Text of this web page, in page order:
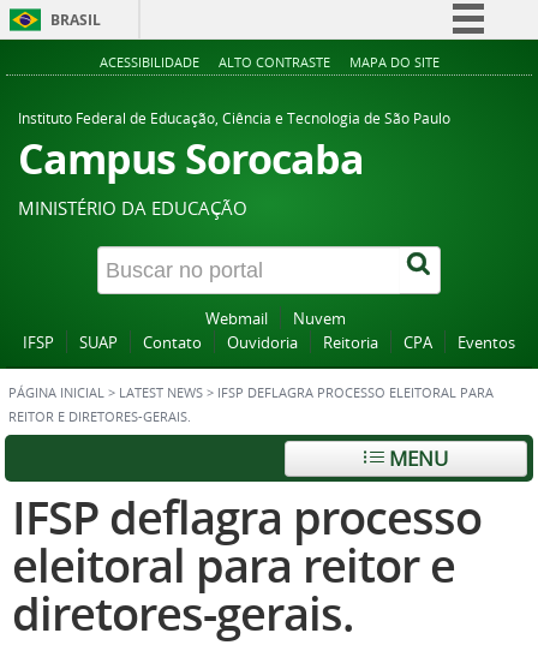
BRASIL
Simplifique!
Acesso à informação
Canais
ACESSIBILIDADE ALTO CONTRASTE MAPA DO SITE
Instituto Federal de Educação, Ciência e Tecnologia de São Paulo
Campus Sorocaba
MINISTÉRIO DA EDUCAÇÃO
Webmail
Nuvem
IFSP
SUAP Contato Ouvidoria Reitoria CPA Eventos
PÁGINA INICIAL > LATEST NEWS > IFSP DEFLAGRA PROCESSO ELEITORAL PARA
REITOR E DIRETORES-GERAIS.
MENU
IFSP deflagra processo
eleitoral para reitor e
diretores-gerais.